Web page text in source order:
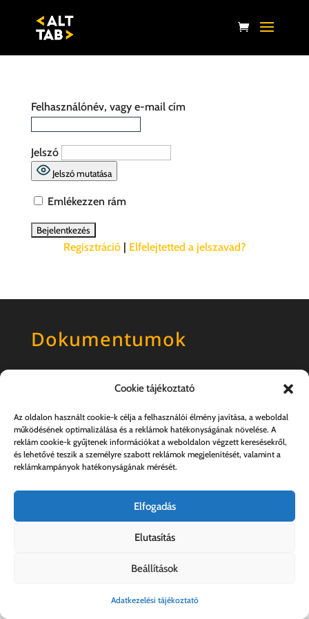
Cookie tájékoztató
Az oldalon használt cookie-k célja a felhasználói élmény javítása, a weboldal
működésének optimalizálása és a reklámok hatékonyságának növelése. A
reklám cookie-k gyűjtenek információkat a weboldalon végzett keresésekről,
és lehetővé teszik a személyre szabott reklámok megjelenítését, valamint a
reklámkampányok hatékonyságának mérését.
Elfogadás
Elutasítás
Beállítások
Adatkezelési tájékoztató
Felhasználónév, vagy e-mail cím
Jelszó
Jelszó mutatása
Emlékezzen rám
Regisztráció| Elfelejtetted a jelszavad?
Dokumentumok
Általános szerződési feltételek
Kovács András e.v. | 57357889-1-33